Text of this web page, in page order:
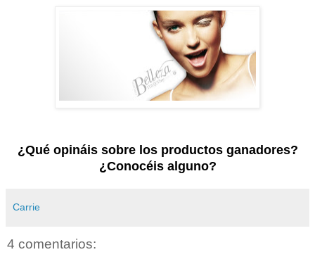
¿Qué opináis sobre los productos ganadores?
¿Conocéis alguno?
Carrie
4 comentarios: